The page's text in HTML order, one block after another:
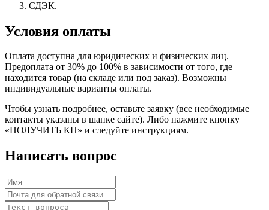
СДЭК.
Условия оплаты
Оплата доступна для юридических и физических лиц.
Предоплата от 30% до 100% в зависимости от того, где
находится товар (на складе или под заказ). Возможны
индивидуальные варианты оплаты.
Чтобы узнать подробнее, оставьте заявку (все необходимые
контакты указаны в шапке сайте). Либо нажмите кнопку
«ПОЛУЧИТЬ КП» и следуйте инструкциям.
Написать вопрос